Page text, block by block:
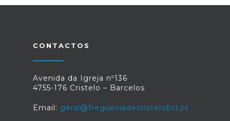
CONTACTOS
Avenida da Igreja nº136
4755-176 Cristelo – Barcelos
Email: geral@freguesiadecristelobcl.pt